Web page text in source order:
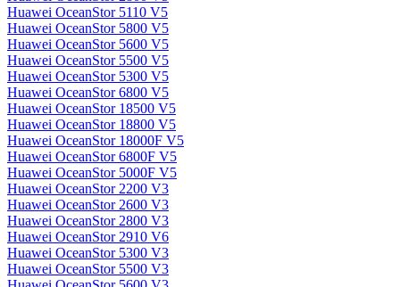
Huawei OceanStor 5110 V5
Huawei OceanStor 5800 V5
Huawei OceanStor 5600 V5
Huawei OceanStor 5500 V5
Huawei OceanStor 5300 V5
Huawei OceanStor 6800 V5
Huawei OceanStor 18500 V5
Huawei OceanStor 18800 V5
Huawei OceanStor 18000F V5
Huawei OceanStor 6800F V5
Huawei OceanStor 5000F V5
Huawei OceanStor 2200 V3
Huawei OceanStor 2600 V3
Huawei OceanStor 2800 V3
Huawei OceanStor 2910 V6
Huawei OceanStor 5300 V3
Huawei OceanStor 5500 V3